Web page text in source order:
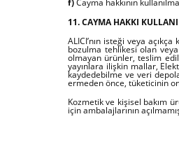
f)Cayma hakkının
11. CAYMA HAKKI
ALICI’nın isteği veya
bozulma tehlikesi olan
olmayan ürünler, teslim
yayınlara ilişkin mallar,
kaydedebilme ve veri
ermeden önce, tüketicinin
Kozmetik ve kişisel bakım
için ambalajlarının